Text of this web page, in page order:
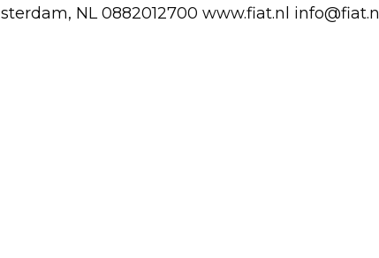
NL 0882012700 www.fiat.nl info@fiat.nl